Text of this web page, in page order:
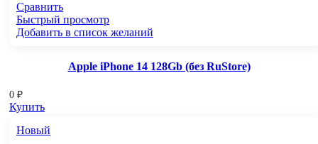
Сравнить
Быстрый просмотр
Добавить в список желаний
Apple iPhone 14 128Gb (без RuStore)
0 ₽
Купить
Новый